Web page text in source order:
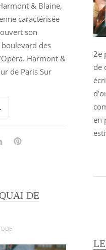
& Blaine,
caractérisée
son
des
Harmont &
de Paris Sur
2e
de
en
DE